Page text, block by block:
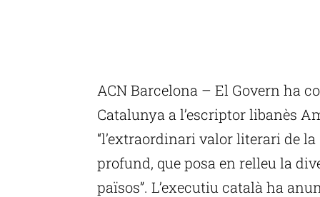
ACN Barcelona – El Govern ha
Catalunya a l’escriptor libanès
“l’extraordinari valor literari de
profund, que posa en relleu la
països”. L’executiu català ha